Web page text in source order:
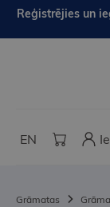
Reģistrējies un
EN
Grāmatas